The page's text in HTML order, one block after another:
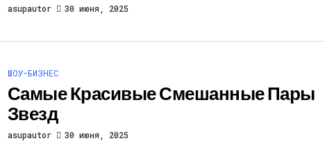
asupautor 30 июня, 2025
ШОУ-БИЗНЕС
Самые Красивые Смешанные Пары
Звезд
asupautor 30 июня, 2025